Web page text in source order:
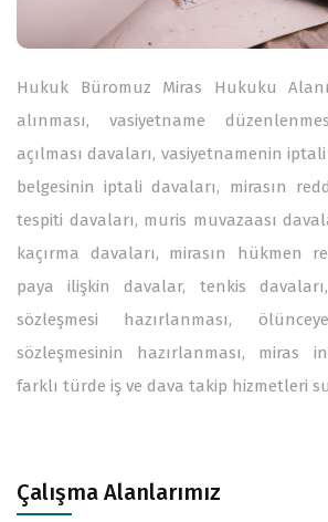
Hukuk Büromuz Miras Hukuku
alınması, vasiyetname
açılması davaları, vasiyetnamenin iptali
belgesinin iptali davaları, mirasın
tespiti davaları, muris muvazaası
kaçırma davaları, mirasın hükmen
paya ilişkin davalar, tenkis
sözleşmesi hazırlanması,
sözleşmesinin hazırlanması, miras
farklı türde iş ve dava takip hizmetleri
Çalışma Alanlarımız